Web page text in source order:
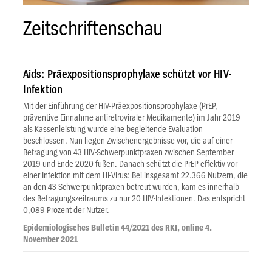
Zeitschriftenschau
Aids: Präexpositionsprophylaxe schützt vor HIV-
Infektion
Mit der Einführung der HIV-Präexpositionsprophylaxe (PrEP,
präventive Einnahme antiretroviraler Medikamente) im Jahr 2019
als Kassenleistung wurde eine begleitende Evaluation
beschlossen. Nun liegen Zwischenergebnisse vor, die auf einer
Befragung von 43 HIV-Schwerpunktpraxen zwischen September
2019 und Ende 2020 fußen. Danach schützt die PrEP effektiv vor
einer Infektion mit dem HI-Virus: Bei insgesamt 22.366 Nutzern, die
an den 43 Schwerpunktpraxen betreut wurden, kam es innerhalb
des Befragungszeitraums zu nur 20 HIV-Infektionen. Das entspricht
0,089 Prozent der Nutzer.
Epidemiologisches Bulletin 44/2021 des RKI, online 4.
November 2021